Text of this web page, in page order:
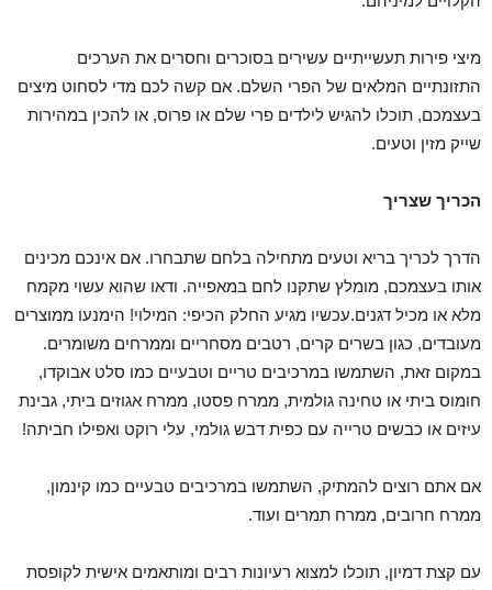
מיצי פירות תעשייתיים עשירים בסוכרים וחסרים את הערכים
התזונתיים המלאים של הפרי השלם. אם קשה לכם מדי לסחוט מיצים
בעצמכם, תוכלו להגיש לילדים פרי שלם או פרוס, או להכין במהירות
שייק מזין וטעים.
הכריך שצריך
הדרך לכריך בריא וטעים מתחילה בלחם שתבחרו. אם אינכם מכינים
אותו בעצמכם, מומלץ שתקנו לחם במאפייה. ודאו שהוא עשוי מקמח
מלא או מכיל דגנים.עכשיו מגיע החלק הכיפי: המילוי! הימנעו ממוצרים
מעובדים, כגון בשרים קרים, רטבים מסחריים וממרחים משומרים.
במקום זאת, השתמשו במרכיבים טריים וטבעיים כמו סלט אבוקדו,
חומוס ביתי או טחינה גולמית, ממרח פסטו, ממרח אגוזים ביתי, גבינת
עיזים או כבשים טרייה עם כפית דבש גולמי, עלי רוקט ואפילו חביתה!
אם אתם רוצים להמתיק, השתמשו במרכיבים טבעיים כמו קינמון,
ממרח חרובים, ממרח תמרים ועוד.
עם קצת דמיון, תוכלו למצוא רעיונות רבים ומותאמים אישית לקופסת